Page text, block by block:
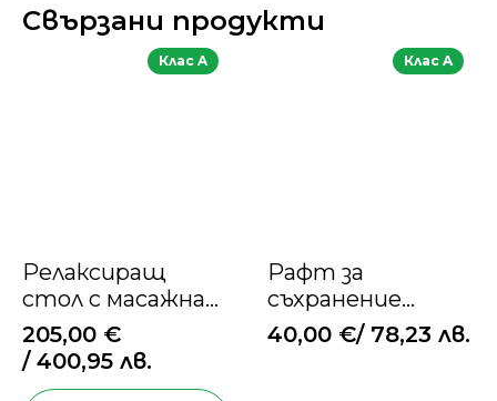
Свързани продукти
Клас A
Релаксиращ
стол с масажна
функция
205,00 €
/ 400,95 лв.
Клас A
Рафт за
съхранение
Relaxdays
40,00 €/ 78,23 лв.